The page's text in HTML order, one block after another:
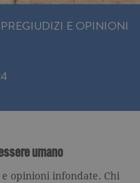
E OPINIONI
umano
opinioni infondate. Chi